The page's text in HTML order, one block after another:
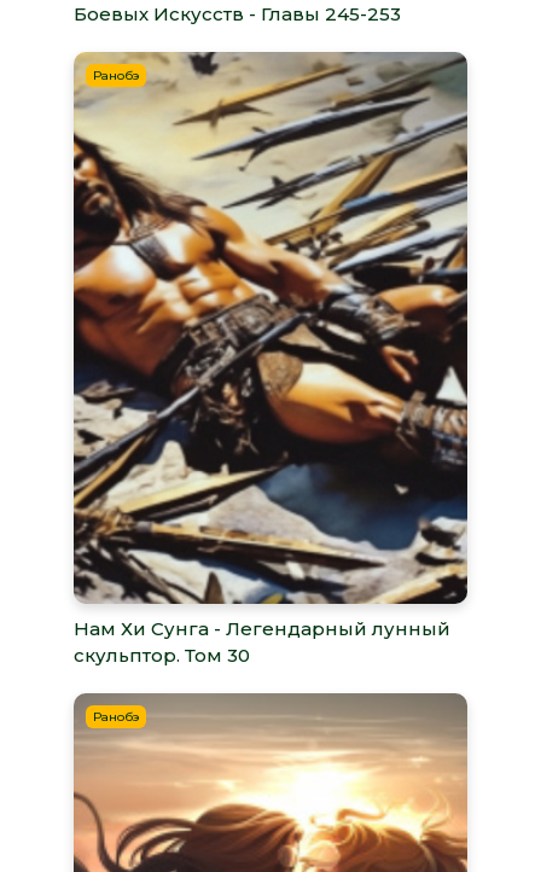
Боевых Искусств - Главы 245-253
Ранобэ
Нам Хи Сунга - Легендарный лунный
скульптор. Том 30
Ранобэ